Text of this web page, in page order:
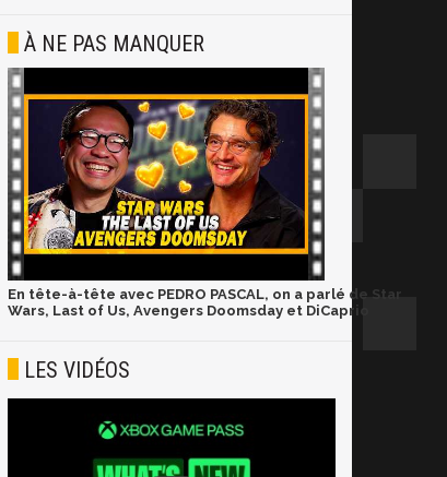
À NE PAS MANQUER
En tête-à-tête avec PEDRO PASCAL, on a parlé de Star
Wars, Last of Us, Avengers Doomsday et DiCaprio
LES VIDÉOS